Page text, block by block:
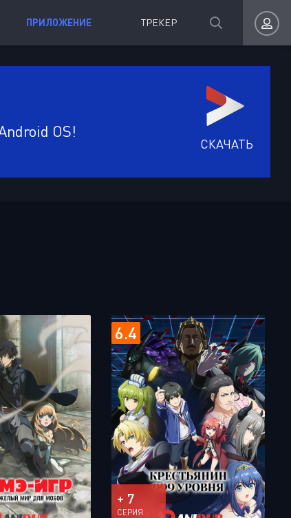
ПРИЛОЖЕНИЕ ТРЕКЕР
Или войти через
OS!
СКАЧАТЬ
6.4
+ 7
СЕРИЯ